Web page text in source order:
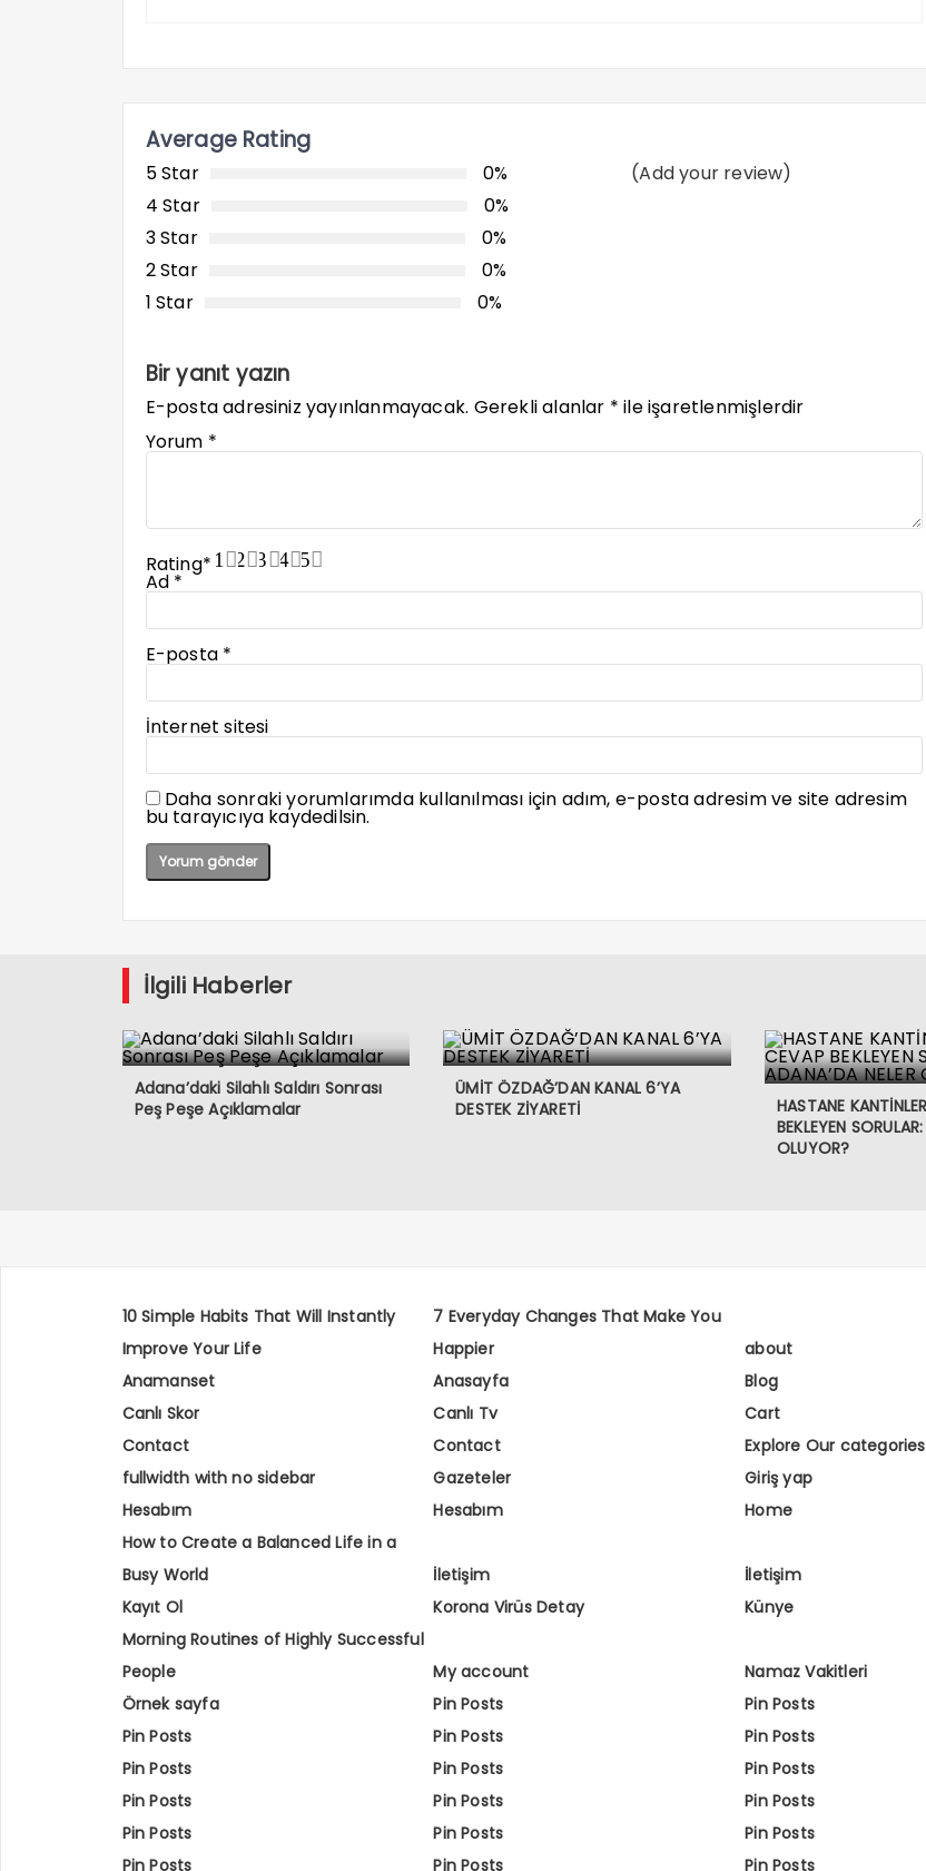
Average Rating
5 Star
0%
4 Star
0%
3 Star
0%
2 Star
0%
1 Star
0%
(Add your review)
Bir yanıt yazın
E-posta adresiniz yayınlanmayacak. Gerekli alanlar * ile işaretlenmişlerdir
Yorum *
Rating* 5
4
3
2
1
Ad *
E-posta *
İnternet sitesi
Daha sonraki yorumlarımda kullanılması için adım, e-posta adresim ve site adresim
bu tarayıcıya kaydedilsin.
İlgili Haberler
Adana’daki Silahlı Saldırı Sonrası
Peş Peşe Açıklamalar
ÜMİT ÖZDAĞ’DAN KANAL 6’YA
DESTEK ZİYARETİ
HASTANE
BEKLEYEN
OLUYOR?
10 Simple Habits That Will Instantly
Improve Your Life
7 Everyday Changes That Make You
Happier
about
Anamanset
Anasayfa Blog
Canlı Skor
Canlı Tv Cart
Contact
Contact Explore Our categories
fullwidth with no sidebar
Gazeteler Giriş yap
Hesabım
Hesabım Home
How to Create a Balanced Life in a
Busy World
İletişim İletişim
Kayıt Ol
Korona Virüs Detay Künye
Morning Routines of Highly Successful
People
My account Namaz Vakitleri
Örnek sayfa
Pin Posts Pin Posts
Pin Posts
Pin Posts Pin Posts
Pin Posts
Pin Posts Pin Posts
Pin Posts
Pin Posts Pin Posts
Pin Posts
Pin Posts Pin Posts
Pin Posts
Pin Posts Pin Posts